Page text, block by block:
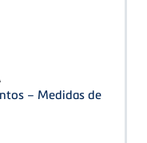
– Medidas de